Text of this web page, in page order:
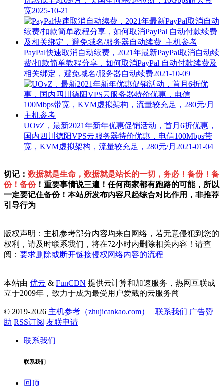
宽2025-10-21
PayPal快速取消自动续费，2021年最新PayPal取消自动续
费/扣款简单教程分享，如何取消PayPal 自动付款续费及
相关绑定，避免域名/服务器自动续费2021-10-09
UOvZ，最新2021年新年优惠促销活动，首月6折优惠，
国内四川德阳VPS云服务器特价优惠，电信100Mbps带
宽，KVM虚拟架构，流量较充足，280元/月 2021-01-04
切记： 数据就是生命，数据就是站长的一切，务必！备份！备
份！备份！重要事情说三遍！任何商家都有跑路的可能，所以
一定要记住备份！本站所发布内容只起综合对比作用，非推荐
引导行为
版权声明：主机参考部分内容均来自网络，若无意侵犯到您的
权利，请及时联系我们，将在72小时内删除相关内容！请查
阅： 要求删除或断开链接侵权网络内容的流程
本站由 优云 & FunCDN 提供云计算和加速服务，热网互联成
立于2009年，致力于成为最受用户爱戴的云服务商
© 2019-2026 主机参考（zhujicankao.com） 联系我们 广告赞
助 RSS订阅 友联申请
联系我们
联系我们
回顶